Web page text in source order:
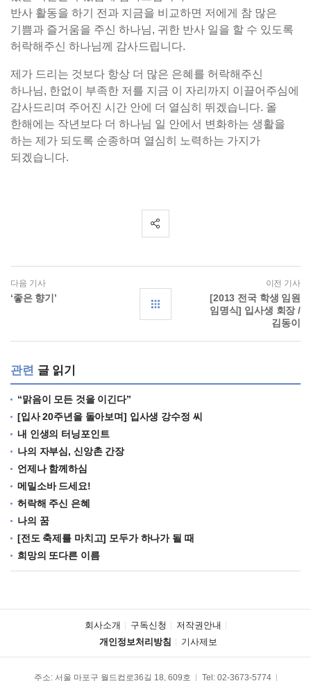
반사 활동을 하기 전과 지금을 비교하면 저에게 참 많은
기쁨과 즐거움을 주신 하나님, 귀한 반사 일을 할 수 있도록
허락해주신 하나님께 감사드립니다.
제가 드리는 것보다 항상 더 많은 은혜를 허락해주신
하나님, 한없이 부족한 저를 지금 이 자리까지 이끌어주심에
감사드리며 주어진 시간 안에 더 열심히 뛰겠습니다. 올
한해에는 작년보다 더 하나님 일 안에서 변화하는 생활을
하는 제가 되도록 순종하며 열심히 노력하는 가지가
되겠습니다.
다음 기사
‘좋은 향기’
이전 기사
[2013 전국 학생 임원
임명식] 입사생 회장 /
김동이
관련 글 읽기
“맑음이 모든 것을 이긴다”
[입사 20주년을 돌아보며] 입사생 강수정 씨
내 인생의 터닝포인트
나의 자부심, 신앙촌 간장
언제나 함께하심
메밀소바 드세요!
허락해 주신 은혜
나의 꿈
[전도 축제를 마치고] 모두가 하나가 될 때
희망의 또다른 이름
회사소개 구독신청
저작권안내
개인정보처리방침
기사제보
주소: 서울 마포구 월드컵로36길 18, 609호 Tel: 02-3673-5774